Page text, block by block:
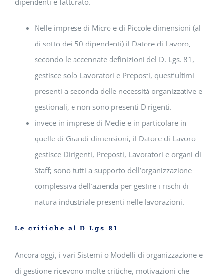
Nelle imprese di Micro e di Piccole dimensioni (al
di sotto dei 50 dipendenti) il Datore di Lavoro,
secondo le accennate definizioni del D. Lgs. 81,
gestisce solo Lavoratori e Preposti, quest’ultimi
presenti a seconda delle necessità organizzative e
gestionali, e non sono presenti Dirigenti.
invece in imprese di Medie e in particolare in
quelle di Grandi dimensioni, il Datore di Lavoro
gestisce Dirigenti, Preposti, Lavoratori e organi di
Staff; sono tutti a supporto dell’organizzazione
complessiva dell’azienda per gestire i rischi di
natura industriale presenti nelle lavorazioni.
Le critiche al D.Lgs.81
Ancora oggi, i vari Sistemi o Modelli di organizzazione e
di gestione ricevono molte critiche, motivazioni che